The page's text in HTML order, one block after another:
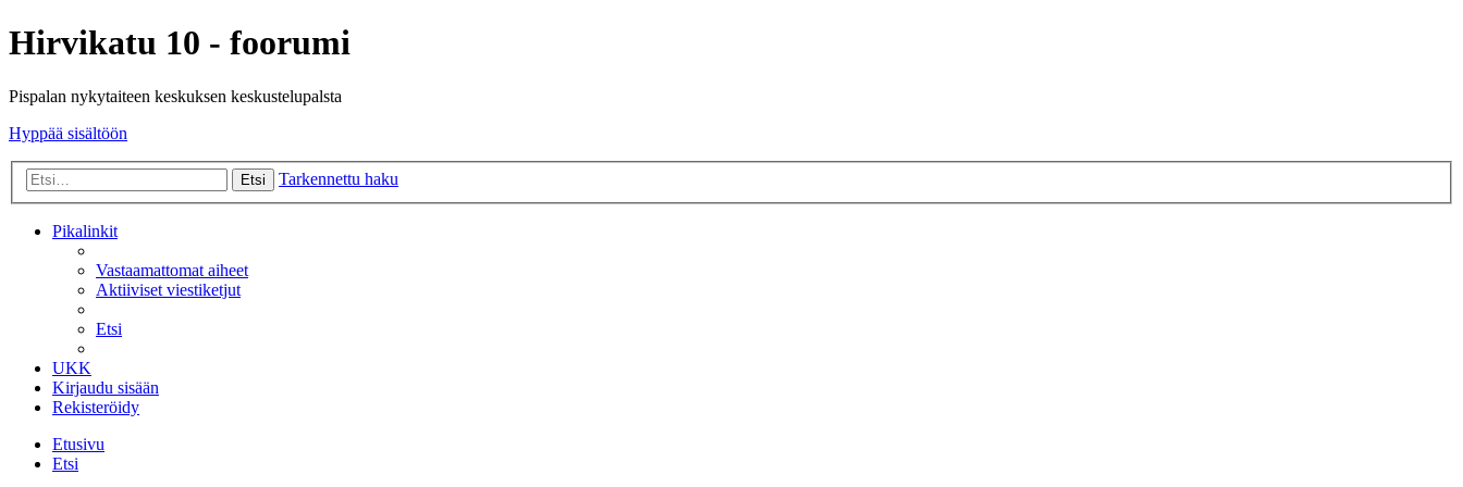
Hirvikatu 10 - foorumi
Pispalan nykytaiteen keskuksen keskustelupalsta
Hyppää sisältöön
Etsi Tarkennettu haku
Pikalinkit
Vastaamattomat aiheet
Aktiiviset viestiketjut
Etsi
UKK
Kirjaudu sisään
Rekisteröidy
Etusivu
Etsi